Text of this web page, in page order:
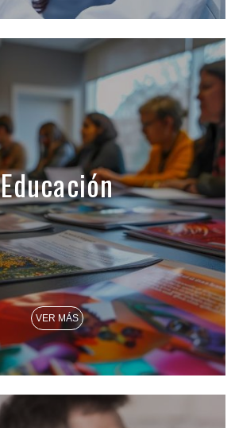
Educación
VER MÁS